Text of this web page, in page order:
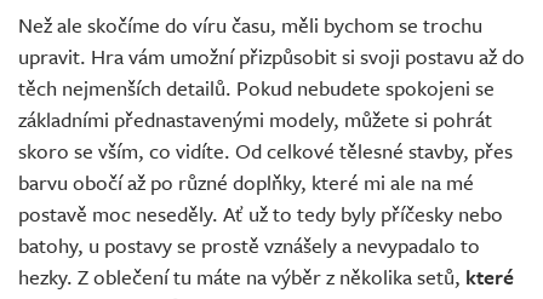
Než ale skočíme do víru času, měli bychom se trochu
upravit. Hra vám umožní přizpůsobit si svoji postavu až do
těch nejmenších detailů. Pokud nebudete spokojeni se
základními přednastavenými modely, můžete si pohrát
skoro se vším, co vidíte. Od celkové tělesné stavby, přes
barvu obočí až po různé doplňky, které mi ale na mé
postavě moc neseděly. Ať už to tedy byly příčesky nebo
batohy, u postavy se prostě vznášely a nevypadalo to
hezky. Z oblečení tu máte na výběr z několika setů, které